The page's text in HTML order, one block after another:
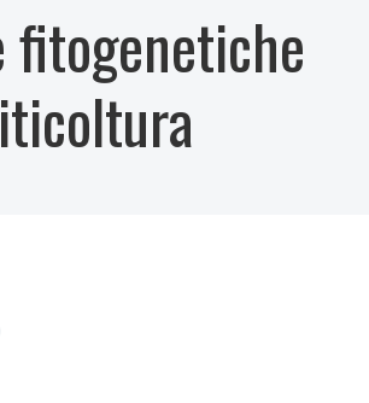
fitogenetiche